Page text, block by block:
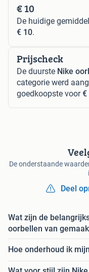
€ 10
De huidige
€ 10.
Prijscheck
De duurste Nike
categorie werd
goedkoopste voor€
De onderstaande
Deel
Wat zijn de
oorbellen van
Hoe onderhoud ik